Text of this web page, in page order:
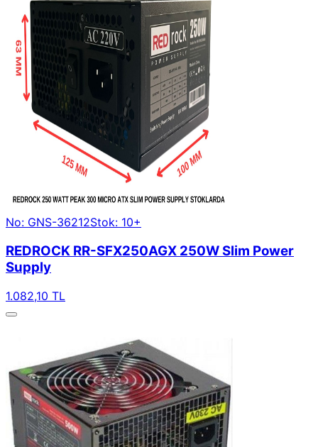
No: GNS-36212Stok: 10+
REDROCK RR-SFX250AGX 250W Slim Power
Supply
1.082,10 TL